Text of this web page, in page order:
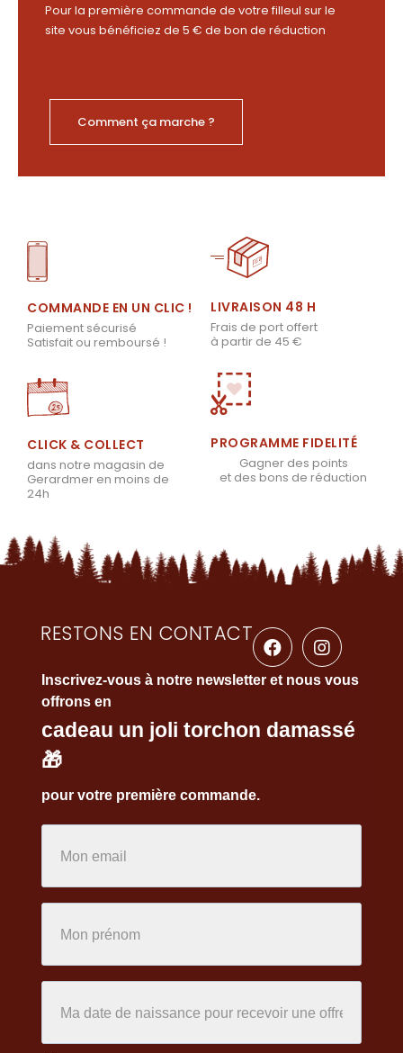
Pour la première commande de votre filleul sur le
site vous bénéficiez de 5 € de bon de réduction
Comment ça marche ?
COMMANDE EN UN CLIC !
Paiement sécurisé
Satisfait ou remboursé !
LIVRAISON 48 H
Frais de port offert
à partir de 45 €
CLICK & COLLECT
dans notre magasin de
Gerardmer en moins de
24h
PROGRAMME FIDELITÉ
Gagner des points
et des bons de réduction
RESTONS EN CONTACT
Inscrivez-vous à notre newsletter et nous vous
offrons en
cadeau un joli torchon damassé
🎁
pour votre première commande.